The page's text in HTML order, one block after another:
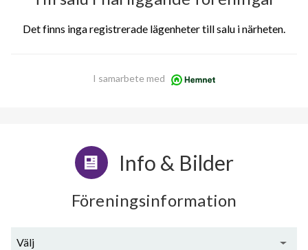
Det finns inga registrerade lägenheter till salu i närheten.
I samarbete med
Info & Bilder
Föreningsinformation
Välj